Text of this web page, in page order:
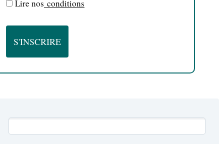
Lire nos conditions